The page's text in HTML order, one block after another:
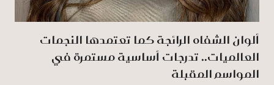
ألوان الشفاه الرائجة كما تعتمدها النجمات
العالميات.. تدرجات أساسية مستمرة في
المواسم المقبلة